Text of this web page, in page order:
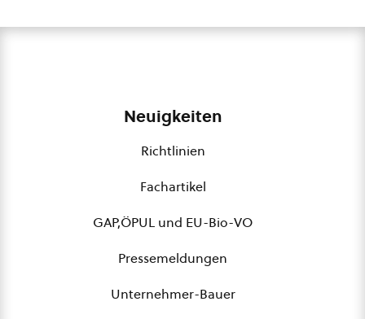
Neuigkeiten
Richtlinien
Fachartikel
GAP,ÖPUL und EU-Bio-VO
Pressemeldungen
Unternehmer-Bauer